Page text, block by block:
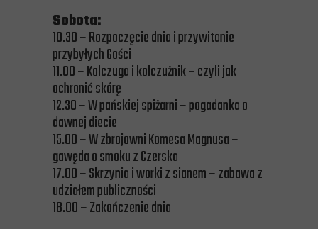
Sobota:
10.30 – Rozpoczęcie dnia i przywitanie
przybyłych Gości
11.00 – Kolczuga i kolczużnik – czyli jak
ochronić skórę
12.30 – W pańskiej spiżarni – pogadanka o
dawnej diecie
15.00 – W zbrojowni Komesa Magnusa –
gawęda o smoku z Czerska
17.00 – Skrzynia i worki z sianem – zabawa z
udziałem publiczności
18.00 – Zakończenie dnia